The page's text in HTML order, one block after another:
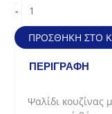
-
κουζίνας
με
θήκη
Inox
21,5
ΠΡΟΣΘΉΚΗ ΣΤΟ
ΠΕΡΙΓΡΑΦΉ
Ψαλίδι κουζίνας